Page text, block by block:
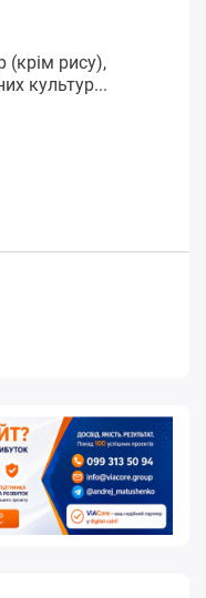
(крім рису),
культур...